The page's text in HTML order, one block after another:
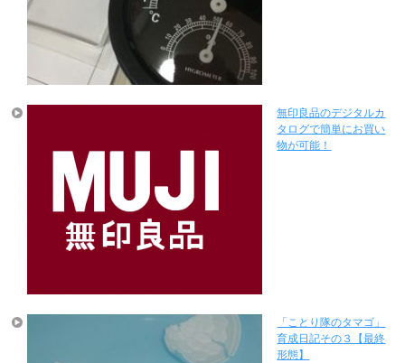
無印良品のデジタルカ
タログで簡単にお買い
物が可能！
「ことり隊のタマゴ」
育成日記その３【最終
形態】